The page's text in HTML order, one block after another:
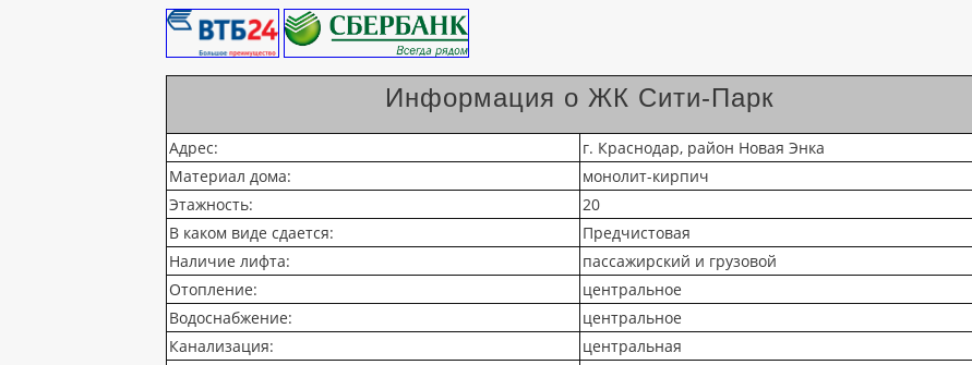
Информация о ЖК Сити-Парк
Адрес:
г. Краснодар, район Новая Энка
Материал дома:
монолит-кирпич
Этажность:
20
В каком виде сдается:
Предчистовая
Наличие лифта:
пассажирский и грузовой
Отопление:
центральное
Водоснабжение:
центральное
Канализация:
центральная